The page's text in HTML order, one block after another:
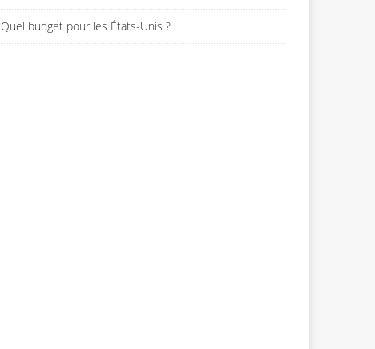
Quel budget pour les États-Unis ?